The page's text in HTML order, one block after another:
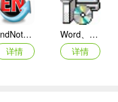
图片中图表内容的数据，从
EndNote X6
详情
Word、Excel、PowerPoint 2007兼容包下载 (兼容2003补丁插件包)
详情